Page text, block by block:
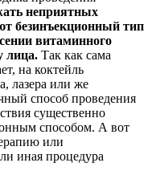
неприятных
безинъекционный тип
витаминного
лица. Так как сама
на коктейль
лазера или же
способ проведения
существенно
способом. А вот
или
иная процедура